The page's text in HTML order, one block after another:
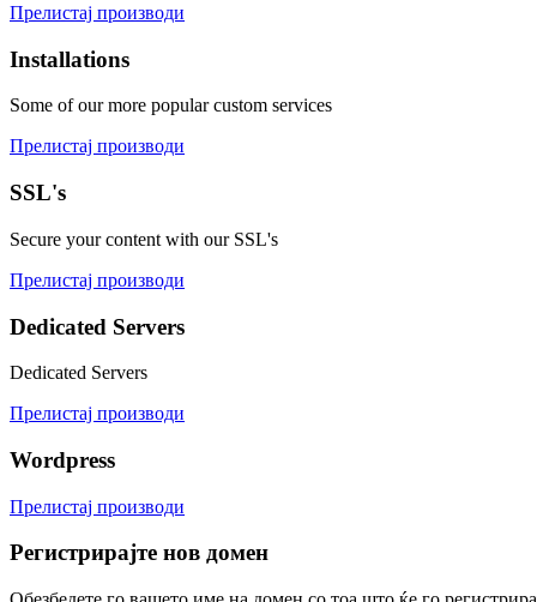
Прелистај производи
Installations
Some of our more popular custom services
Прелистај производи
SSL's
Secure your content with our SSL's
Прелистај производи
Dedicated Servers
Dedicated Servers
Прелистај производи
Wordpress
Прелистај производи
Регистрирајте нов домен